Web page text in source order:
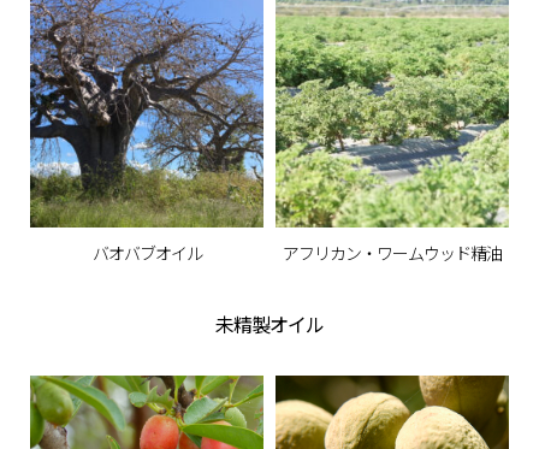
バオバブオイル アフリカン・ワームウッド精油
未精製オイル